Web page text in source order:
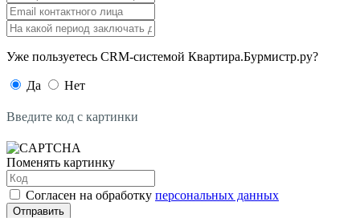
Уже пользуетесь CRM-системой Квартира.Бурмистр.ру?
Да Нет
Введите код с картинки
Поменять картинку
Согласен на обработку персональных данных
Отправить